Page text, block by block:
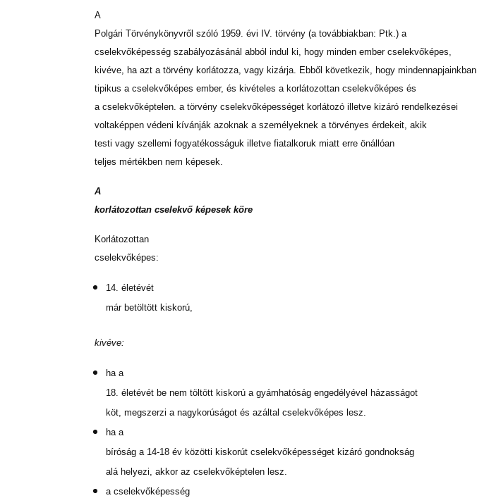
A
Polgári Törvénykönyvről szóló 1959. évi IV. törvény (a továbbiakban: Ptk.) a
cselekvőképesség szabályozásánál abból indul ki, hogy minden ember cselekvőképes,
kivéve, ha azt a törvény korlátozza, vagy kizárja. Ebből következik, hogy mindennapjainkban
tipikus a cselekvőképes ember, és kivételes a korlátozottan cselekvőképes és
a cselekvőképtelen. a törvény cselekvőképességet korlátozó illetve kizáró rendelkezései
voltaképpen védeni kívánják azoknak a személyeknek a törvényes érdekeit, akik
testi vagy szellemi fogyatékosságuk illetve fiatalkoruk miatt erre önállóan
teljes mértékben nem képesek.
A
korlátozottan cselekvő képesek köre
Korlátozottan
cselekvőképes:
14. életévét
már betöltött kiskorú,
kivéve:
ha a
18. életévét be nem töltött kiskorú a gyámhatóság engedélyével házasságot
köt, megszerzi a nagykorúságot és azáltal cselekvőképes lesz.
ha a
bíróság a 14-18 év közötti kiskorút cselekvőképességet kizáró gondnokság
alá helyezi, akkor az cselekvőképtelen lesz.
a cselekvőképesség